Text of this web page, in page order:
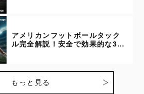
アメリカンフットボールタック
ル完全解説！安全で効果的な3種
もっと見る